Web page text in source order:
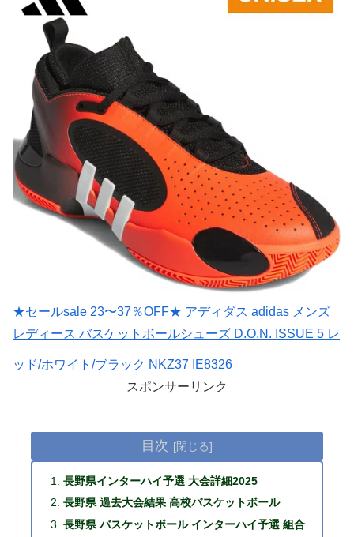
★セールsale 23〜37％OFF★ アディダス adidas メンズ
レディース バスケットボールシューズ D.O.N. ISSUE 5 レ
ッド/ホワイト/ブラック NKZ37 IE8326
スポンサーリンク
目次
長野県インターハイ予選 大会詳細2025
長野県 過去大会結果 高校バスケットボール
長野県 バスケットボール インターハイ予選 組合